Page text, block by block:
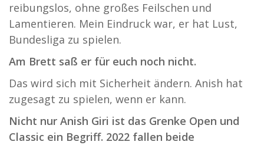
reibungslos, ohne großes Feilschen und
Lamentieren. Mein Eindruck war, er hat Lust,
Bundesliga zu spielen.
Am Brett saß er für euch noch nicht.
Das wird sich mit Sicherheit ändern. Anish hat
zugesagt zu spielen, wenn er kann.
Nicht nur Anish Giri ist das Grenke Open und
Classic ein Begriff. 2022 fallen beide